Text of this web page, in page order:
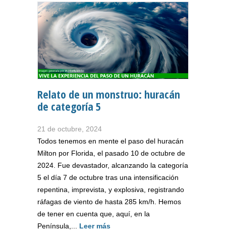
Relato de un monstruo: huracán
de categoría 5
21 de octubre, 2024
Todos tenemos en mente el paso del huracán
Milton por Florida, el pasado 10 de octubre de
2024. Fue devastador, alcanzando la categoría
5 el día 7 de octubre tras una intensificación
repentina, imprevista, y explosiva, registrando
ráfagas de viento de hasta 285 km/h. Hemos
de tener en cuenta que, aquí, en la
Península,... Leer más